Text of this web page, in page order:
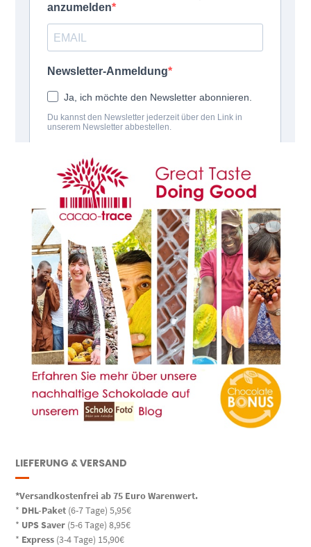
LIEFERUNG & VERSAND
*Versandkostenfrei ab 75 Euro Warenwert.
* DHL-Paket (6-7 Tage) 5,95€
* UPS Saver (5-6 Tage) 8,95€
* Express (3-4 Tage) 15,90€